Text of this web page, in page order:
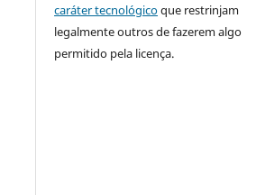
caráter tecnológicoque restrinjam
legalmente outros de fazerem algo
permitido pela licença.